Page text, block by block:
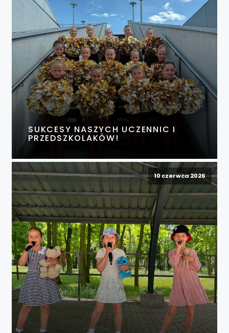
SUKCESY NASZYCH UCZENNIC I
PRZEDSZKOLAKÓW!
10 czerwca 2026